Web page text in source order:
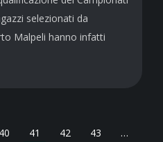
selezionati da
Malpeli hanno infatti
40 41 42 43
…